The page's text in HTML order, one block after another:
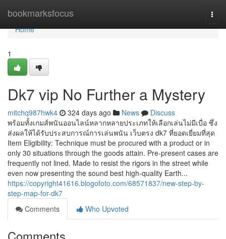
bookmarksfocus
Home
Home
1
Dk7 vip No Further a Mystery
mitchq987hwk4 324 days ago News
Discuss
พร้อมทั้งเกมส์พนันออนไลน์หลากหลายประเภทให้เลือกเล่นไม่มีเบื่อ ซึ่ง
ส่งผลให้ได้รับประสบการณ์การเล่นพนัน เว็บตรง dk7 ที่ยอดเยี่ยมที่สุด
Item Eligibility: Technique must be procured with a product or in
only 30 situations through the goods attain. Pre-present cases are
frequently not lined. Made to resist the rigors in the street while
even now presenting the sound best high-quality Earth...
https://copyright41616.blogofoto.com/68571837/new-step-by-
step-map-for-dk7
Comments
Who Upvoted